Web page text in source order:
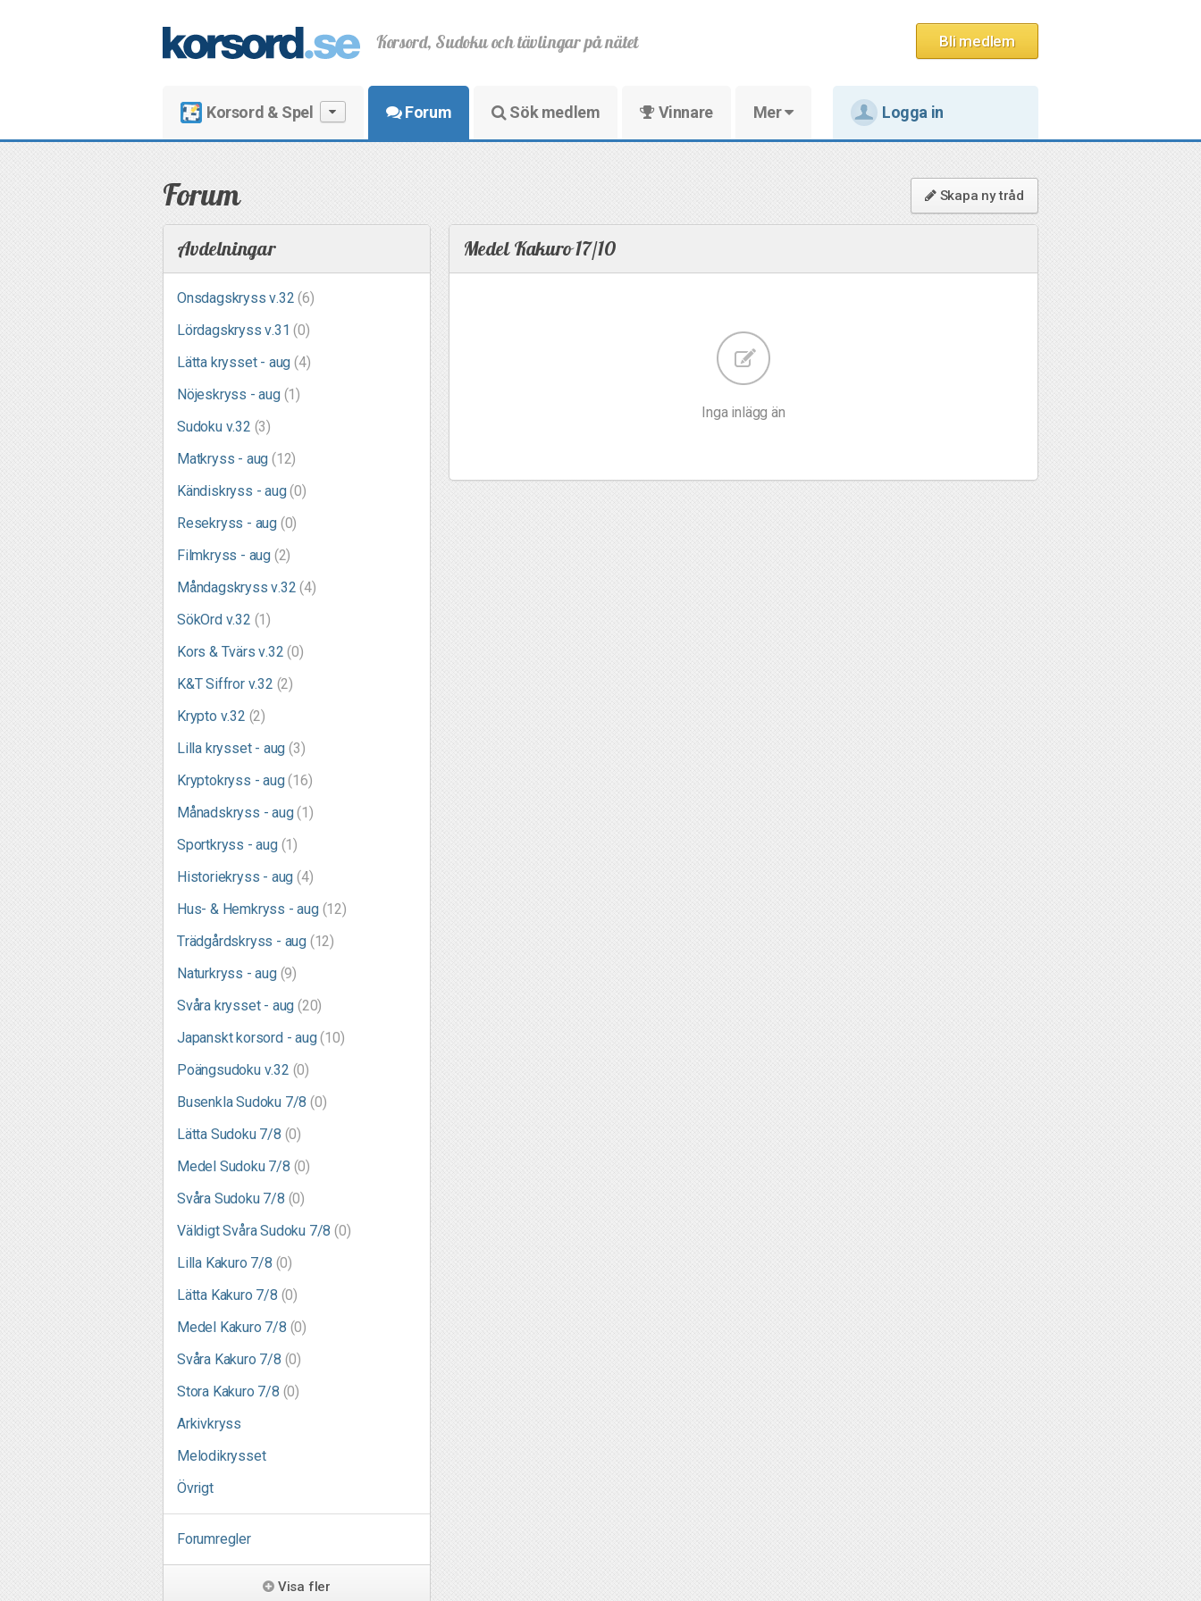
Bli medlem
Korsord, Sudoku och tävlingar på nätet
Korsord & Spel Forum Sök medlem Vinnare Mer Logga in
Skapa ny tråd
Forum
Avdelningar
Onsdagskryss v.32(6)
Lördagskryss v.31(0)
Lätta krysset - aug(4)
Nöjeskryss - aug (1)
Sudoku v.32 (3)
Matkryss - aug(12)
Kändiskryss - aug(0)
Resekryss - aug (0)
Filmkryss - aug (2)
Måndagskryss v.32(4)
SökOrd v.32 (1)
Kors & Tvärs v.32(0)
K&T Siffror v.32 (2)
Krypto v.32 (2)
Lilla krysset - aug(3)
Kryptokryss - aug(16)
Månadskryss - aug(1)
Sportkryss - aug (1)
Historiekryss - aug(4)
Hus- & Hemkryss - aug (12)
Trädgårdskryss - aug (12)
Naturkryss - aug (9)
Svåra krysset - aug(20)
Japanskt korsord - aug(10)
Poängsudoku v.32 (0)
Busenkla Sudoku 7/8(0)
Lätta Sudoku 7/8 (0)
Medel Sudoku 7/8 (0)
Svåra Sudoku 7/8 (0)
Väldigt Svåra Sudoku 7/8(0)
Lilla Kakuro 7/8 (0)
Lätta Kakuro 7/8 (0)
Medel Kakuro 7/8 (0)
Svåra Kakuro 7/8 (0)
Stora Kakuro 7/8 (0)
Arkivkryss
Melodikrysset
Övrigt
Forumregler
Visa fler
Medel Kakuro 17/10
Inga inlägg än